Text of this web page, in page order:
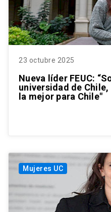
23 octubre 2025
Nueva líder FEUC:
universidad de
la mejor para Chile"
Mujeres UC